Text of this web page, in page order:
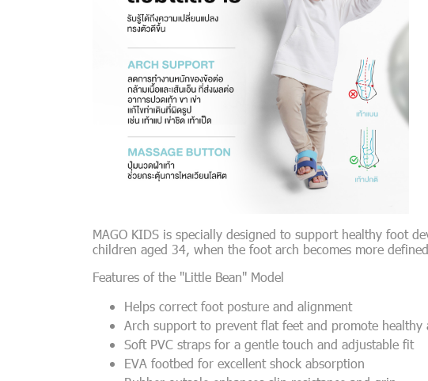
MAGO KIDS is specially designed to support healthy foot
children aged 34, when the foot arch becomes more
Features of the "Little Bean" Model
Helps correct foot posture and alignment
Arch support to prevent flat feet and promote healthy
Soft PVC straps for a gentle touch and adjustable fit
EVA footbed for excellent shock absorption